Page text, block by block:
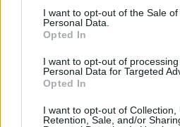
consent section.
I want to opt-out of the Sale of
Personal Data.
Opted In
I want to opt-out of
Personal Data for Targeted
Opted In
I want to opt-out of Collection,
Retention, Sale, and/or
banca otp #banca ungherese #
governo ungherese
ungheria
Leave a Reply